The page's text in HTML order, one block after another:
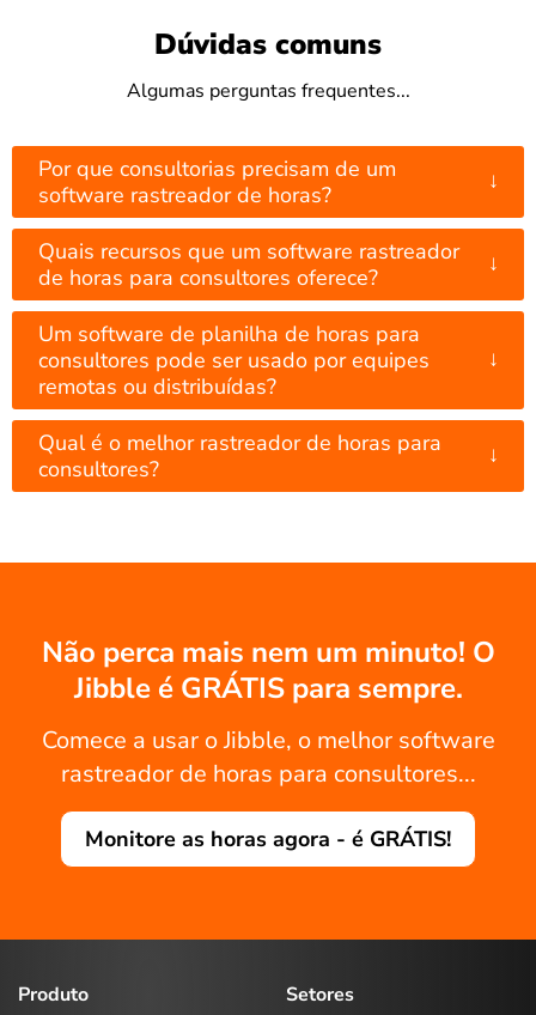
Dúvidas comuns
Algumas perguntas frequentes...
Por que consultorias precisam de um
software rastreador de horas?
↓
Quais recursos que um software rastreador
de horas para consultores oferece?
↓
Um software de planilha de horas para
consultores pode ser usado por equipes
remotas ou distribuídas?
↓
Qual é o melhor rastreador de horas para
consultores?
↓
Não perca mais nem um minuto! O
Jibble é GRÁTIS para sempre.
Comece a usar o Jibble, o melhor software
rastreador de horas para consultores...
Monitore as horas agora - é GRÁTIS!
Produto
Setores